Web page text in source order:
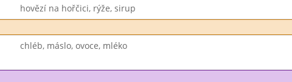
hovězí na hořčici, rýže, sirup
chléb, máslo, ovoce, mléko